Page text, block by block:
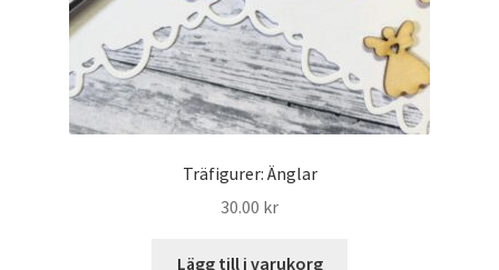
Träfigurer: Änglar
30.00 kr
Lägg till i varukorg